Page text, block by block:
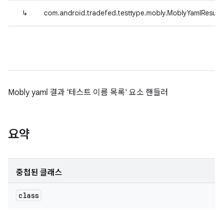
↳
Mobly yaml 결과 '테스트 이름 목록' 요소 핸들러
요약
중첩된 클래스
class